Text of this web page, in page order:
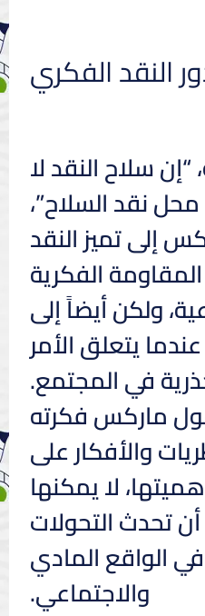
النقد الفكري
سلاح النقد لا
نقد السلاح”،
إلى تميز النقد
الفكرية
ولكن أيضاً إلى
يتعلق الأمر
في المجتمع.
ماركس فكرته
والأفكار على
لا يمكنها
تحدث التحولات
الواقع المادي
والاجتماعي.